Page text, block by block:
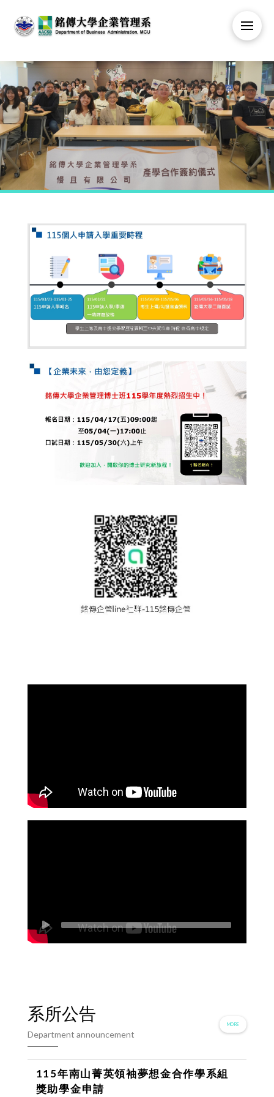
系所公告
Department announcement
MORE
115年南山菁英領袖夢想金合作學系組
獎助學金申請